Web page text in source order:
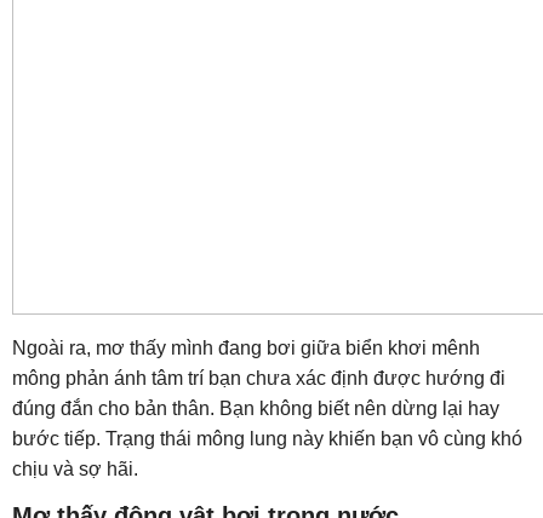
Ngoài ra, mơ thấy mình đang bơi giữa biển khơi mênh
mông phản ánh tâm trí bạn chưa xác định được hướng đi
đúng đắn cho bản thân. Bạn không biết nên dừng lại hay
bước tiếp. Trạng thái mông lung này khiến bạn vô cùng khó
chịu và sợ hãi.